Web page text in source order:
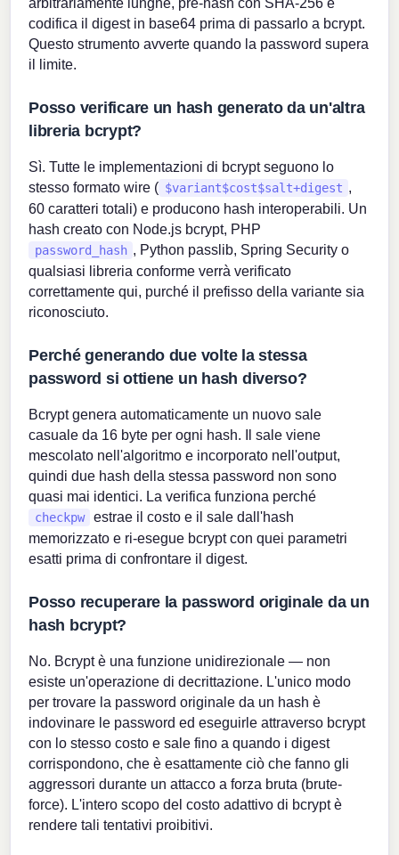
codifica il digest in base64 prima di passarlo a bcrypt.
Questo strumento avverte quando la password supera
il limite.
Posso verificare un hash generato da un'altra
libreria bcrypt?
Sì. Tutte le implementazioni di bcrypt seguono lo
stesso formato wire ( $variant$cost$salt+digest ,
60 caratteri totali) e producono hash interoperabili. Un
hash creato con Node.js bcrypt, PHP
password_hash , Python passlib, Spring Security o
qualsiasi libreria conforme verrà verificato
correttamente qui, purché il prefisso della variante sia
riconosciuto.
Perché generando due volte la stessa
password si ottiene un hash diverso?
Bcrypt genera automaticamente un nuovo sale
casuale da 16 byte per ogni hash. Il sale viene
mescolato nell'algoritmo e incorporato nell'output,
quindi due hash della stessa password non sono
quasi mai identici. La verifica funziona perché
checkpw
estrae il costo e il sale dall'hash
memorizzato e ri-esegue bcrypt con quei parametri
esatti prima di confrontare il digest.
Posso recuperare la password originale da un
hash bcrypt?
No. Bcrypt è una funzione unidirezionale — non
esiste un'operazione di decrittazione. L'unico modo
per trovare la password originale da un hash è
indovinare le password ed eseguirle attraverso bcrypt
con lo stesso costo e sale fino a quando i digest
corrispondono, che è esattamente ciò che fanno gli
aggressori durante un attacco a forza bruta (brute-
force). L'intero scopo del costo adattivo di bcrypt è
rendere tali tentativi proibitivi.